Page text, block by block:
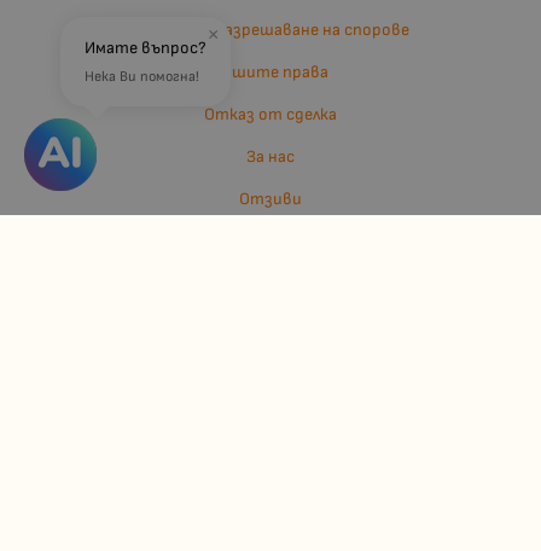
Въпроси и разрешаване на спорове
Вашите права
Отказ от сделка
За нас
Отзиви
×
Имате въпрос?
Нека Ви помогна!